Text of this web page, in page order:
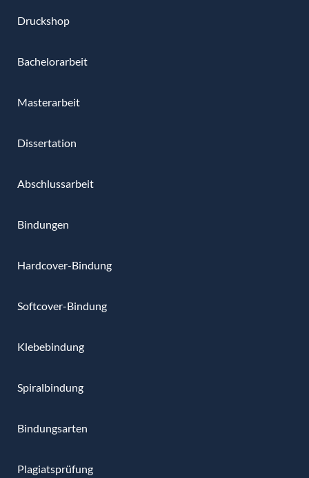
Druckshop
Bachelorarbeit
Masterarbeit
Dissertation
Abschlussarbeit
Bindungen
Hardcover-Bindung
Softcover-Bindung
Klebebindung
Spiralbindung
Bindungsarten
Plagiatsprüfung